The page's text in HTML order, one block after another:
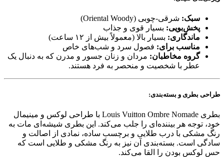
سبک: شرقی-چوبی (Oriental Woody)
پخش‌بویی: بسیار قوی و جذاب
ماندگاری: بسیار بالا (معمولاً بیش از ۱۲ ساعت)
مناسب برای: فصول سرد و شب‌های خاص
گروه مخاطبان: مردان و زنان جسور و مدرن که به دنبال یک
عطر با شخصیت و منحصر به فرد هستند.
طراحی بطری و بسته‌بندی:
بطری Louis Vuitton Ombre Nomade با طراحی لوکس و مینیمال
خود، توجه هر بیننده‌ای را جلب می‌کند. این بطری شیشه‌ای مات به
رنگ مشکی با درب طلایی و برچسب ساده، نمادی از اصالت و
سادگی است. بسته‌بندی آن نیز به رنگ مشکی و طلایی است که
حس لوکس بودن را القا می‌کند.